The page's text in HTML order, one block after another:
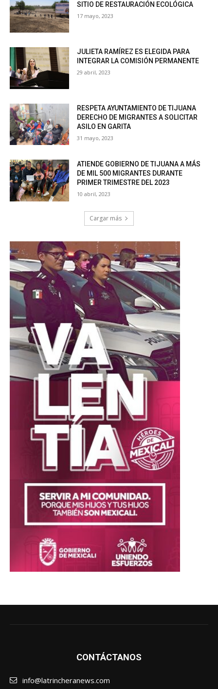
SITIO DE RESTAURACIÓN ECOLÓGICA
17 mayo, 2023
JULIETA RAMÍREZ ES ELEGIDA PARA
INTEGRAR LA COMISIÓN PERMANENTE
29 abril, 2023
RESPETA AYUNTAMIENTO DE TIJUANA
DERECHO DE MIGRANTES A SOLICITAR
ASILO EN GARITA
31 mayo, 2023
ATIENDE GOBIERNO DE TIJUANA A MÁS
DE MIL 500 MIGRANTES DURANTE
PRIMER TRIMESTRE DEL 2023
10 abril, 2023
Cargar más
CONTÁCTANOS
info@latrincheranews.com